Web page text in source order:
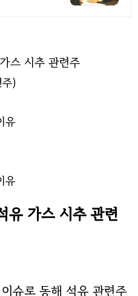
스 시추 관련주
주)
유
유
유 가스 시추 관련
슈로 동해 석유 관련주